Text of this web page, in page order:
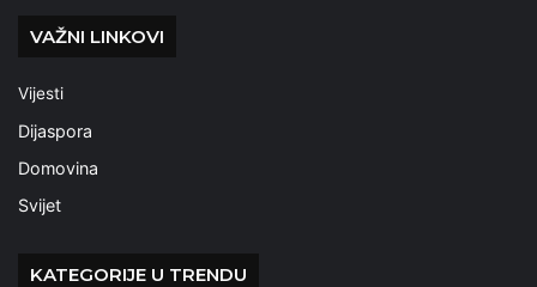
VAŽNI LINKOVI
Vijesti
Dijaspora
Domovina
Svijet
KATEGORIJE U TRENDU